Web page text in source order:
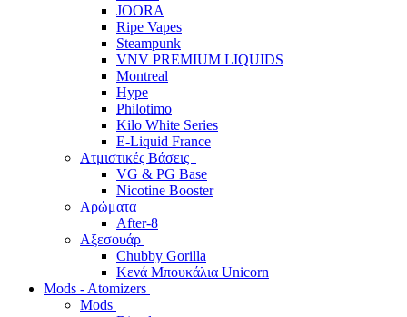
JOORA
Ripe Vapes
Steampunk
VNV PREMIUM LIQUIDS
Montreal
Hype
Philotimo
Kilo White Series
E-Liquid France
Ατμιστικές Βάσεις
VG & PG Base
Nicotine Booster
Αρώματα
After-8
Αξεσουάρ
Chubby Gorilla
Κενά Μπουκάλια Unicorn
Mods - Atomizers
Mods